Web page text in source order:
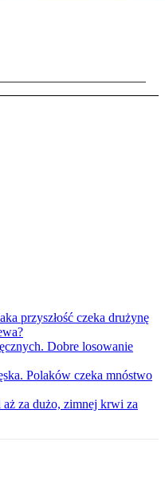
przyszłość czeka drużynę
Dobre losowanie
Polaków czeka mnóstwo
za dużo, zimnej krwi za